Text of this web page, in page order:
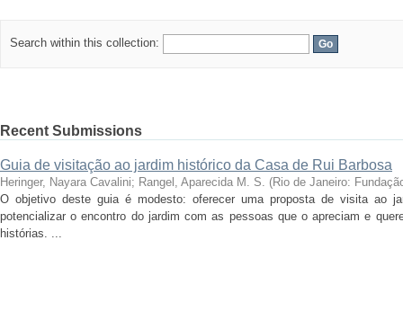
Search within this collection:
Recent Submissions
Guia de visitação ao jardim histórico da Casa de Rui Barbosa
Heringer, Nayara Cavalini; Rangel, Aparecida M. S. (Rio de Janeiro:
O objetivo deste guia é modesto: oferecer uma proposta de visita ao
potencializar o encontro do jardim com as pessoas que o apreciam e
histórias. ...